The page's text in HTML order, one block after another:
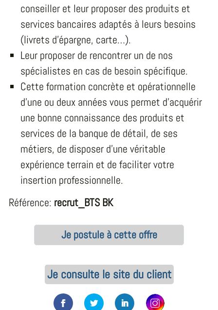
conseiller et leur proposer des produits et
services bancaires adaptés à leurs besoins
(livrets d’épargne, carte…).
Leur proposer de rencontrer un de nos
spécialistes en cas de besoin spécifique.
Cette formation concrète et opérationnelle
d’une ou deux années vous permet d’acquérir
une bonne connaissance des produits et
services de la banque de détail, de ses
métiers, de disposer d’une véritable
expérience terrain et de faciliter votre
insertion professionnelle.
Référence: recrut_BTS BK
Je postule à cette offre
Je consulte le site du client